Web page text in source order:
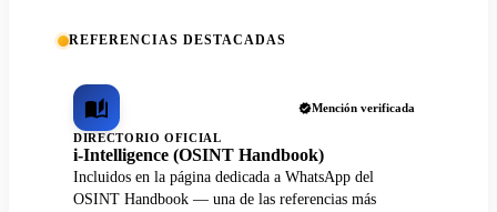
REFERENCIAS DESTACADAS
Mención verificada
DIRECTORIO OFICIAL
i-Intelligence (OSINT Handbook)
Incluidos en la página dedicada a WhatsApp del
OSINT Handbook — una de las referencias más